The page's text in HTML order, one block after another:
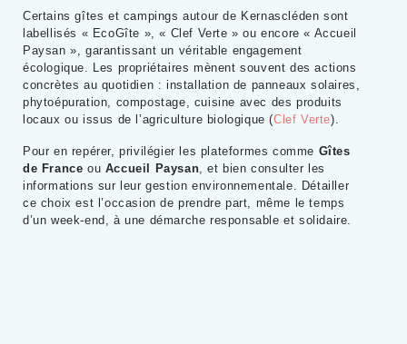
Certains gîtes et campings autour de Kernascléden sont
labellisés « EcoGîte », « Clef Verte » ou encore « Accueil
Paysan », garantissant un véritable engagement
écologique. Les propriétaires mènent souvent des actions
concrètes au quotidien : installation de panneaux solaires,
phytoépuration, compostage, cuisine avec des produits
locaux ou issus de l’agriculture biologique (Clef Verte).
Pour en repérer, privilégier les plateformes comme Gîtes
de France ou Accueil Paysan , et bien consulter les
informations sur leur gestion environnementale. Détailler
ce choix est l’occasion de prendre part, même le temps
d’un week-end, à une démarche responsable et solidaire.